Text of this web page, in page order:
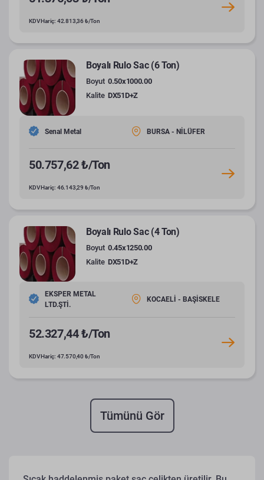
KDV Hariç: 42.813,36 ₺/Ton
Boyalı Rulo Sac (6 Ton)
Boyut 0.50x1000.00
Kalite DX51D+Z
Senal Metal BURSA - NİLÜFER
50.757,62 ₺/Ton
KDV Hariç: 46.143,29 ₺/Ton
Boyalı Rulo Sac (4 Ton)
Boyut 0.45x1250.00
Kalite DX51D+Z
EKSPER METAL
LTD.ŞTİ.
KOCAELİ - BAŞİSKELE
52.327,44 ₺/Ton
KDV Hariç: 47.570,40 ₺/Ton
Tümünü Gör